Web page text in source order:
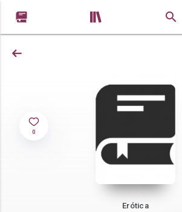

0
Erótica